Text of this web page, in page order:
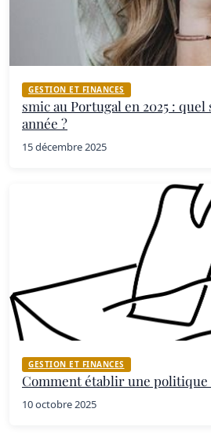
GESTION ET FINANCES
smic au Portugal en 2025 :
année ?
15 décembre 2025
GESTION ET FINANCES
Comment établir une
10 octobre 2025